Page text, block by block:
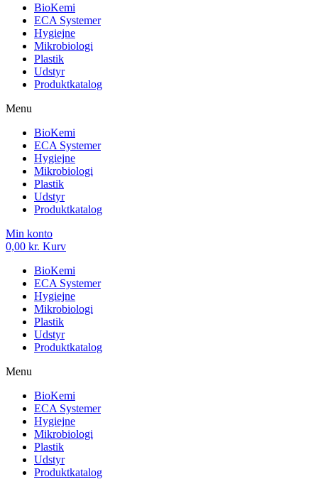
BioKemi
ECA Systemer
Hygiejne
Mikrobiologi
Plastik
Udstyr
Produktkatalog
Menu
BioKemi
ECA Systemer
Hygiejne
Mikrobiologi
Plastik
Udstyr
Produktkatalog
Min konto
0,00 kr. Kurv
BioKemi
ECA Systemer
Hygiejne
Mikrobiologi
Plastik
Udstyr
Produktkatalog
Menu
BioKemi
ECA Systemer
Hygiejne
Mikrobiologi
Plastik
Udstyr
Produktkatalog